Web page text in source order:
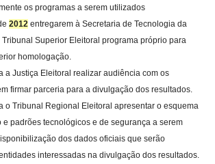
os programas a serem utilizados
2012 entregarem à Secretaria de Tecnologia da
Tribunal Superior Eleitoral programa próprio para
homologação.
a Justiça Eleitoral realizar audiência com os
firmar parceria para a divulgação dos resultados.
o Tribunal Regional Eleitoral apresentar o esquema
e padrões tecnológicos e de segurança a serem
dos dados oficiais que serão
interessadas na divulgação dos resultados.